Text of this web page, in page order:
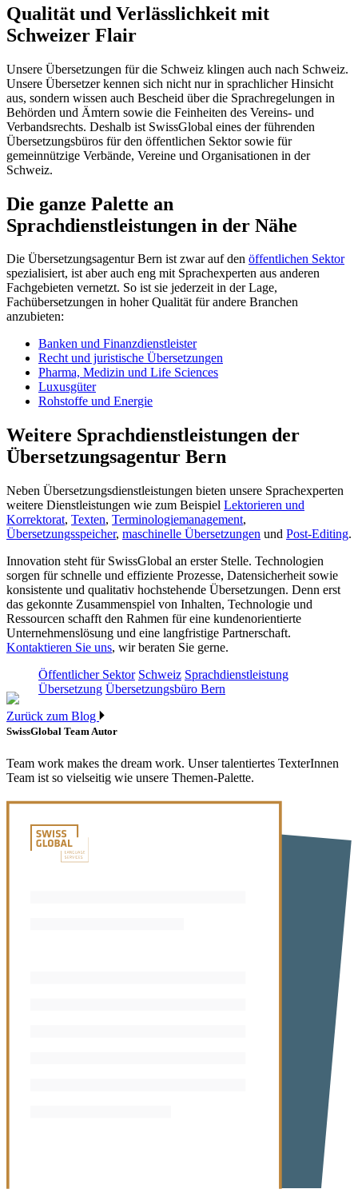
Qualität und Verlässlichkeit mit
Schweizer Flair
Unsere Übersetzungen für die Schweiz klingen auch nach Schweiz.
Unsere Übersetzer kennen sich nicht nur in sprachlicher Hinsicht
aus, sondern wissen auch Bescheid über die Sprachregelungen in
Behörden und Ämtern sowie die Feinheiten des Vereins- und
Verbandsrechts. Deshalb ist SwissGlobal eines der führenden
Übersetzungsbüros für den öffentlichen Sektor sowie für
gemeinnützige Verbände, Vereine und Organisationen in der
Schweiz.
Die ganze Palette an
Sprachdienstleistungen in der Nähe
Die Übersetzungsagentur Bern ist zwar auf den öffentlichen Sektor
spezialisiert, ist aber auch eng mit Sprachexperten aus anderen
Fachgebieten vernetzt. So ist sie jederzeit in der Lage,
Fachübersetzungen in hoher Qualität für andere Branchen
anzubieten:
Banken und Finanzdienstleister
Recht und juristische Übersetzungen
Pharma, Medizin und Life Sciences
Luxusgüter
Rohstoffe und Energie
Weitere Sprachdienstleistungen der
Übersetzungsagentur Bern
Neben Übersetzungsdienstleistungen bieten unsere Sprachexperten
weitere Dienstleistungen wie zum Beispiel Lektorieren und
Korrektorat, Texten, Terminologiemanagement,
Übersetzungsspeicher, maschinelle Übersetzungen und Post-Editing.
Innovation steht für SwissGlobal an erster Stelle. Technologien
sorgen für schnelle und effiziente Prozesse, Datensicherheit sowie
konsistente und qualitativ hochstehende Übersetzungen. Denn erst
das gekonnte Zusammenspiel von Inhalten, Technologie und
Ressourcen schafft den Rahmen für eine kundenorientierte
Unternehmenslösung und eine langfristige Partnerschaft.
Kontaktieren Sie uns, wir beraten Sie gerne.
Öffentlicher Sektor Schweiz Sprachdienstleistung
Übersetzung Übersetzungsbüro Bern
Zurück zum Blog
SwissGlobal TeamAutor
Team work makes the dream work. Unser talentiertes TexterInnen
Team ist so vielseitig wie unsere Themen-Palette.